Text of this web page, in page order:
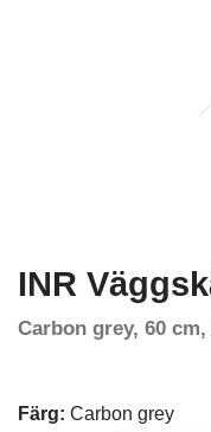
INR
Carbon grey, 60
Färg: Carbon grey